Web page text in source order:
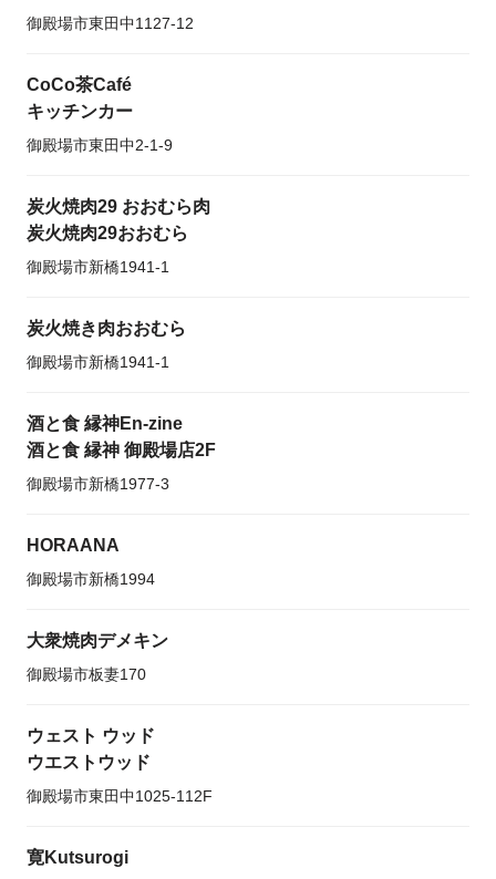
御殿場市東田中1127-12
CoCo茶Café
キッチンカー
御殿場市東田中2-1-9
炭火焼肉29 おおむら肉
炭火焼肉29おおむら
御殿場市新橋1941-1
炭火焼き肉おおむら
御殿場市新橋1941-1
酒と食 縁神En-zine
酒と食 縁神 御殿場店2F
御殿場市新橋1977-3
HORAANA
御殿場市新橋1994
大衆焼肉デメキン
御殿場市板妻170
ウェスト ウッド
ウエストウッド
御殿場市東田中1025-112F
寛Kutsurogi